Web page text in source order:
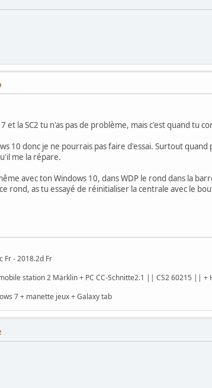
7 et la SC2 tu n'as pas de problème, mais c'est quand tu
10 donc je ne pourrais pas faire d'essai. Surtout
me la répare.
avec ton Windows 10, dans WDP le rond dans la
rond, as tu essayé de réinitialiser la centrale avec le
Fr - 2018.2d Fr
station 2 Märklin + PC CC-Schnitte2.1 || CS2 60215 || +
7 + manette jeux + Galaxy tab